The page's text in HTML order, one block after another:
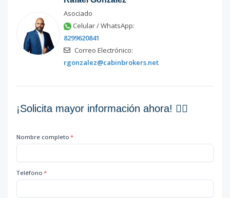
Asociado
Celular / WhatsApp:
8299620841
Correo Electrónico:
rgonzalez@cabinbrokers.net
¡Solicita mayor información ahora! 👇🏽
Nombre completo *
Teléfono *